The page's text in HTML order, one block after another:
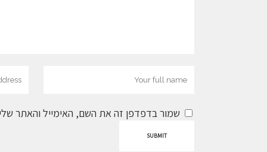
שמור בדפדפן זה את השם, האימייל והאתר